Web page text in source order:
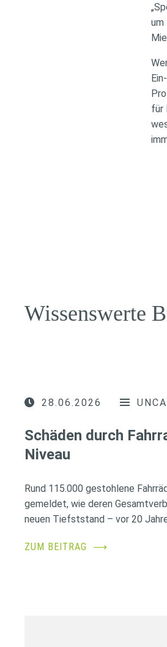
um
für
Wissenswerte
28.06.2026
Schäden durch
Niveau
Rund 115.000 gestohlene
gemeldet, wie deren
neuen Tiefststand – vor 20
ZUM BEITRAG ⟶